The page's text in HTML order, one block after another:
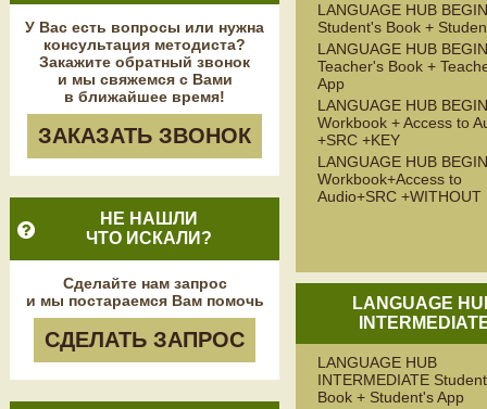
У Вас есть вопросы или нужна
консультация методиста?
Закажите обратный звонок
и мы свяжемся с Вами
в ближайшее время!
ЗАКАЗАТЬ ЗВОНОК
НЕ НАШЛИ
ЧТО ИСКАЛИ?
Сделайте нам запрос
и мы постараемся Вам помочь
СДЕЛАТЬ ЗАПРОС
LANGUAGE HUB
Student's Book +
LANGUAGE HUB
Teacher's Book +
App
LANGUAGE HUB
Workbook + Access to
+SRC +KEY
LANGUAGE HUB
Workbook+Access to
Audio+SRC +WITHOUT
LANGUAGE
LANGUAGE HUB
INTERMEDIATE
Book + Student's App